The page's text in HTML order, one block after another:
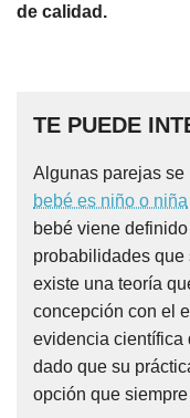
de calidad.
TE PUEDE
Algunas parejas se
bebé es niño o niña
bebé viene
probabilidades que
existe una teoría
concepción con el
evidencia científica
dado que su
opción que